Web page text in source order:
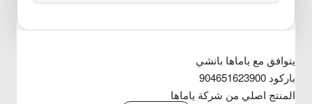
يتوافق مع ياماها بانشي
باركود 904651623900
المنتج اصلي من شركة ياماها